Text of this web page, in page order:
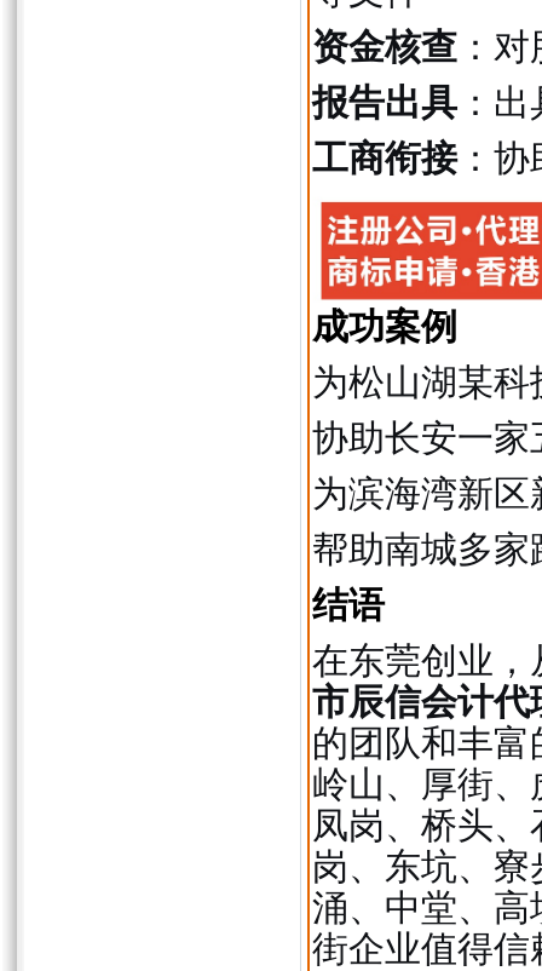
资金核查：对
报告出具：出
工商衔接：协
成功案例
为松山湖某科
协助长安一家
为滨海湾新
帮助南城多
结语
在东莞创业
市辰信会计代
的团队和丰
岭山、厚街
凤岗、桥头
岗、东坑、
涌、中堂、高
街企业值得